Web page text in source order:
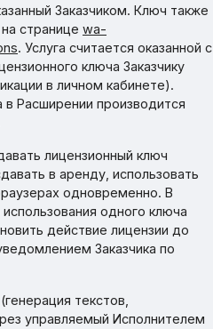
Заказчиком. Ключ также
странице wa-
. Услуга считается оказанной с
ключа Заказчику
в личном кабинете).
Расширении производится
лицензионный ключ
в аренду, использовать
одновременно. В
одного ключа
действие лицензии до
Заказчика по
текстов,
управляемый Исполнителем